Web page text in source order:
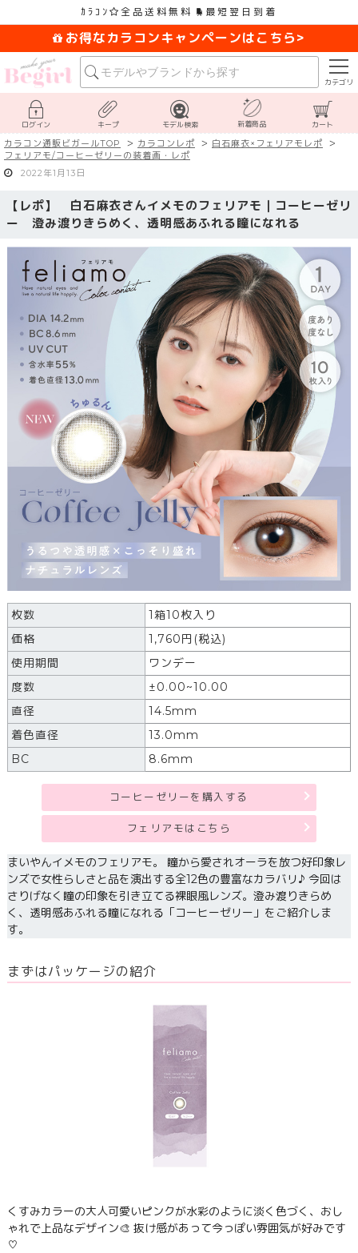
ｶﾗｺﾝ 全品送料無料 最短翌日到着
お得なカラコンキャンペーンはこちら>
カテゴリ
ログイン キープ モデル検索 新着商品 カート
カラコン通販ビガールTOP カラコンレポ
白石麻衣×フェリアモレポ
フェリアモ/コーヒーゼリーの装着画・レポ
2022年1月13日
【レポ】 白石麻衣さんイメモのフェリアモ｜コーヒーゼリ
ー 澄み渡りきらめく、透明感あふれる瞳になれる
枚数
1箱10枚入り
価格
1,760円 (税込)
使用期間
ワンデー
度数
±0.00~10.00
直径
14.5mm
着色直径
13.0mm
BC
8.6mm
コーヒーゼリーを購入する
フェリアモはこちら
まいやんイメモのフェリアモ。 瞳から愛されオーラを放つ好印象レ
ンズで女性らしさと品を演出する全12色の豊富なカラバリ♪ 今回は
さりげなく瞳の印象を引き立てる裸眼風レンズ。澄み渡りきらめ
く、透明感あふれる瞳になれる「コーヒーゼリー」をご紹介しま
す。
まずはパッケージの紹介
くすみカラーの大人可愛いピンクが水彩のように淡く色づく、おし
ゃれで上品なデザイン🎨 抜け感があって今っぽい雰囲気が好みです
♡